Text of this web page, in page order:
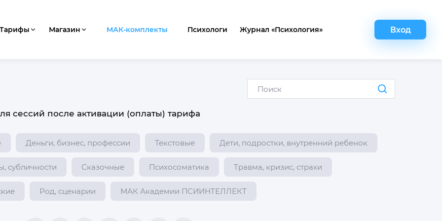
Магазин МАК-комплекты Психологи Журнал «Психология» Вход
сессий после активации (оплаты) тарифа
Деньги, бизнес, профессии Текстовые Дети, подростки, внутренний ребенок
субличности Сказочные Психосоматика Травма, кризис, страхи
Род, сценарии МАК Академии ПСИИНТЕЛЛЕКТ